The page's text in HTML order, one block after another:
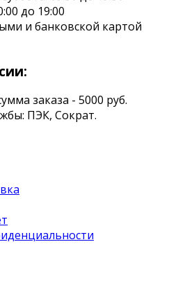
до 19:00
и банковской картой
заказа - 5000 руб.
ПЭК, Сократ.